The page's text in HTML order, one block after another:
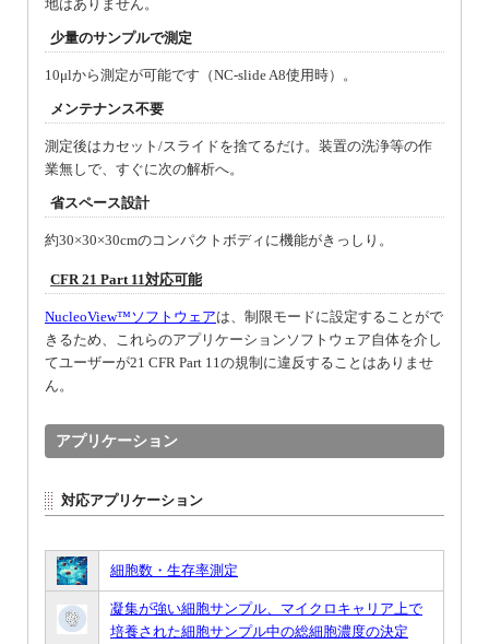
地はありません。
少量のサンプルで測定
10μlから測定が可能です（NC-slide A8使用時）。
メンテナンス不要
測定後はカセット/スライドを捨てるだけ。装置の洗浄等の作
業無しで、すぐに次の解析へ。
省スペース設計
約30×30×30cmのコンパクトボディに機能がきっしり。
CFR 21 Part 11対応可能
NucleoView™ソフトウェアは、制限モードに設定することがで
きるため、これらのアプリケーションソフトウェア自体を介し
てユーザーが21 CFR Part 11の規制に違反することはありませ
ん。
アプリケーション
対応アプリケーション
細胞数・生存率測定
凝集が強い細胞サンプル、マイクロキャリア上で
培養された細胞サンプル中の総細胞濃度の決定